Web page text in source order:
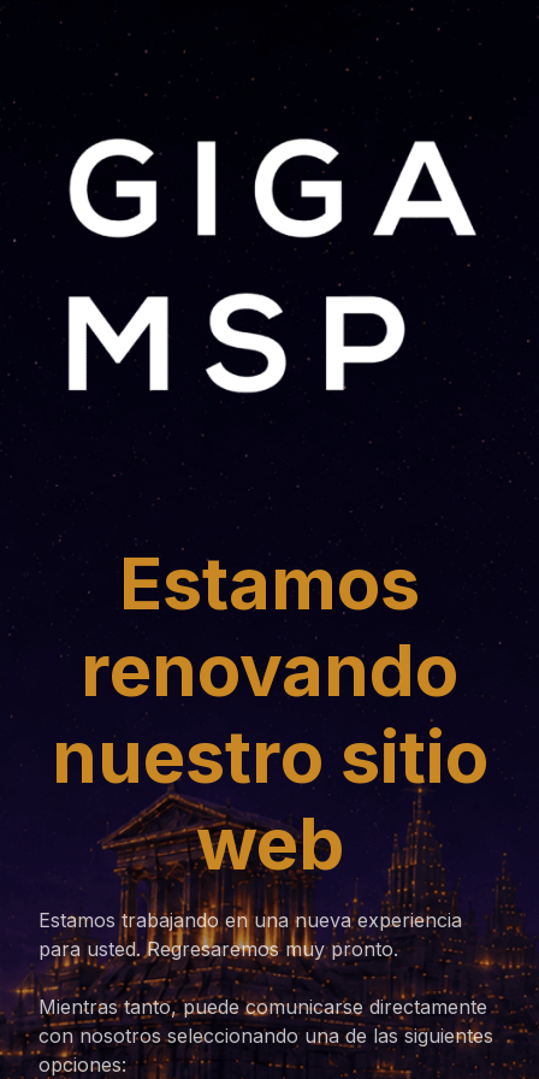
Estamos
renovando
nuestro sitio
web
Estamos trabajando en una nueva experiencia
para usted. Regresaremos muy pronto.
Mientras tanto, puede comunicarse directamente
con nosotros seleccionando una de las siguientes
opciones: